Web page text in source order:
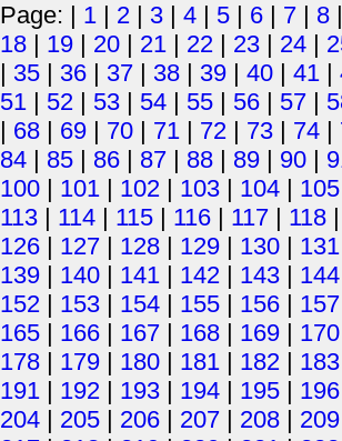
Page: | 1 | 2 | 3 | 4 | 5 | 6 | 7 | 8
18 | 19 | 20 | 21 | 22 | 23 | 24 |
| 35 | 36 | 37 | 38 | 39 | 40 | 41 |
51 | 52 | 53 | 54 | 55 | 56 | 57 |
| 68 | 69 | 70 | 71 | 72 | 73 | 74 |
84 | 85 | 86 | 87 | 88 | 89 | 90 |
100 | 101 | 102 | 103 | 104 | 105
113 | 114 | 115 | 116 | 117 | 118
126 | 127 | 128 | 129 | 130 | 131
139 | 140 | 141 | 142 | 143 | 144
152 | 153 | 154 | 155 | 156 | 157
165 | 166 | 167 | 168 | 169 | 170
178 | 179 | 180 | 181 | 182 | 183
191 | 192 | 193 | 194 | 195 | 196
204 | 205 | 206 | 207 | 208 | 209